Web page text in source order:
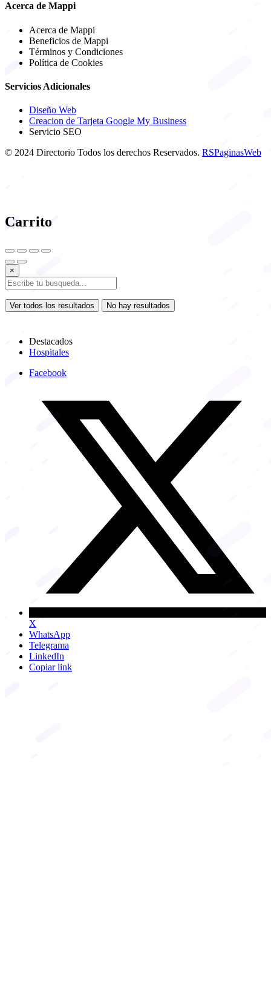
Acerca de Mappi
Acerca de Mappi
Beneficios de Mappi
Términos y Condiciones
Política de Cookies
Servicios Adicionales
Diseño Web
Creacion de Tarjeta Google My Business
Servicio SEO
© 2024 Directorio Todos los derechos Reservados. RSPaginasWeb
Carrito
×
Ver todos los resultados No hay resultados
Destacados
Hospitales
Facebook
X
WhatsApp
Telegrama
LinkedIn
Copiar link